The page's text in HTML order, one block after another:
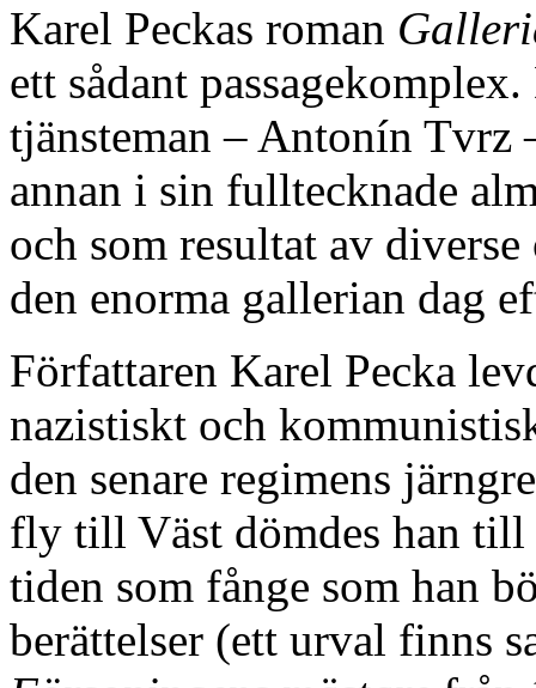
Karel Peckas roman
ett sådant
tjänsteman – Antonín Tvrz
annan i sin fulltecknade
och som resultat av
den enorma gallerian dag
Författaren Karel Pecka
nazistiskt och
den senare regimens
fly till Väst dömdes han till
tiden som fånge som han
berättelser (ett urval finns